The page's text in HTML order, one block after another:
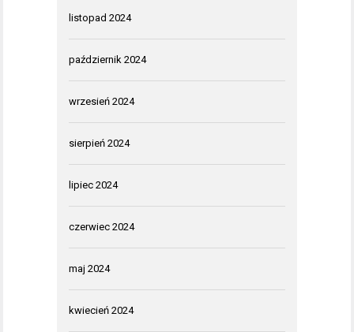
listopad 2024
październik 2024
wrzesień 2024
sierpień 2024
lipiec 2024
czerwiec 2024
maj 2024
kwiecień 2024